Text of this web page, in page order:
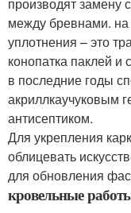
между бревнами. на
уплотнения – это
конопатка паклей
в последние годы
акриллкаучуковым
антисептиком.
Для укрепления
облицевать
для обновления
кровельные